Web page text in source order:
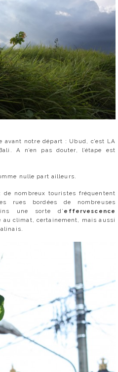
avant notre départ : Ubud, c’est LA
A n’en pas douter, l’étape est
nulle part ailleurs.
nombreux touristes fréquentent
rues bordées de nombreuses
une sorte d’ effervescence
climat, certainement, mais aussi